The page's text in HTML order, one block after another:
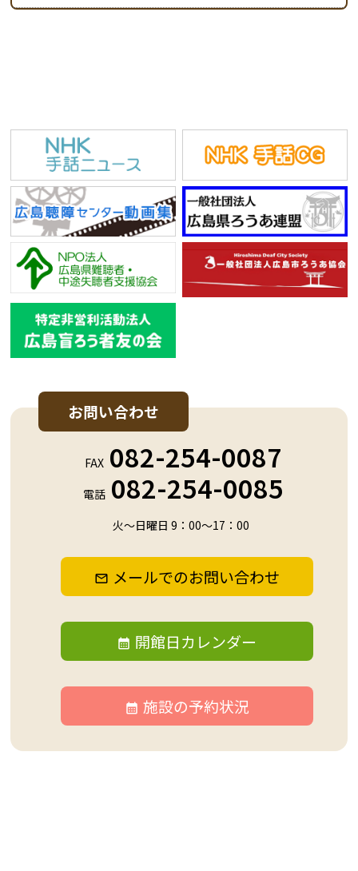
お問い合わせ
FAX 082-254-0087
電話 082-254-0085
火～日曜日 9：00～17：00
メールでのお問い合わせ
開館日カレンダー
施設の予約状況